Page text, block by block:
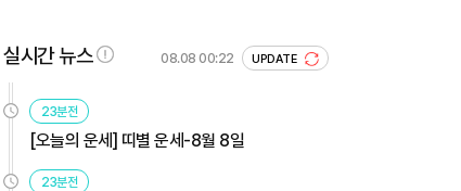
실시간 뉴스 08.08 00:22 UPDATE
23분전
[오늘의 운세] 띠별 운세-8월 8일
23분전